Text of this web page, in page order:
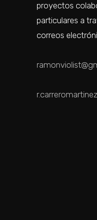
proyectos
particulares a
correos